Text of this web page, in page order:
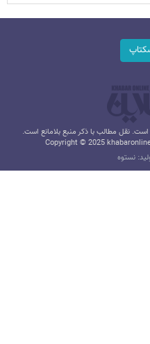
نقل مطالب با ذکر منبع بلامانع است.
Copyright © 2025
نستوه